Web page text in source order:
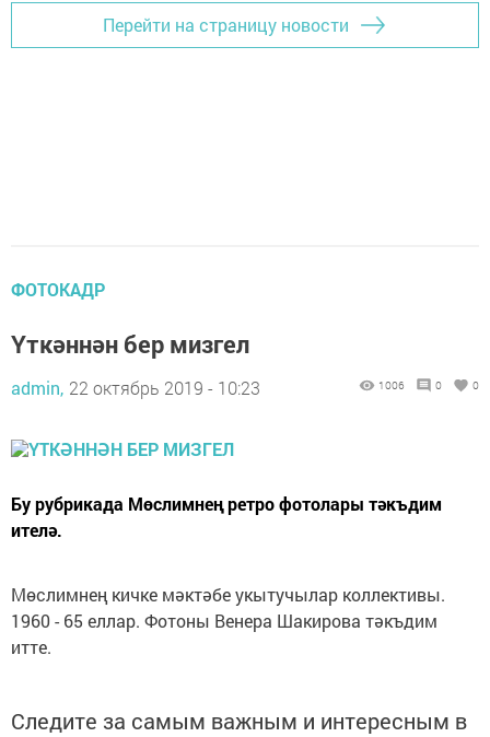
Перейти на страницу новости
ФОТОКАДР
Үткәннән бер мизгел
admin, 22 октябрь 2019 - 10:23 1006 0 0
Бу рубрикада Мөслимнең ретро фотолары тәкъдим
ителә.
Мөслимнең кичке мәктәбе укытучылар коллективы.
1960 - 65 еллар. Фотоны Венера Шакирова тәкъдим
итте.
Следите за самым важным и интересным в